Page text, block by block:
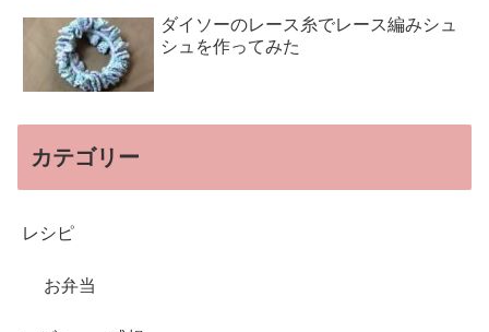
ダイソーのレース糸でレース編みシュ
シュを作ってみた
カテゴリー
レシピ
お弁当